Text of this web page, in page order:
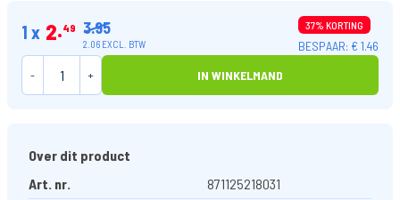
1 x 2 49 3.95
2.06 EXCL. BTW
37% KORTING
BESPAAR: € 1.46
-
+ IN WINKELMAND
Over dit product
Art. nr.
871125218031